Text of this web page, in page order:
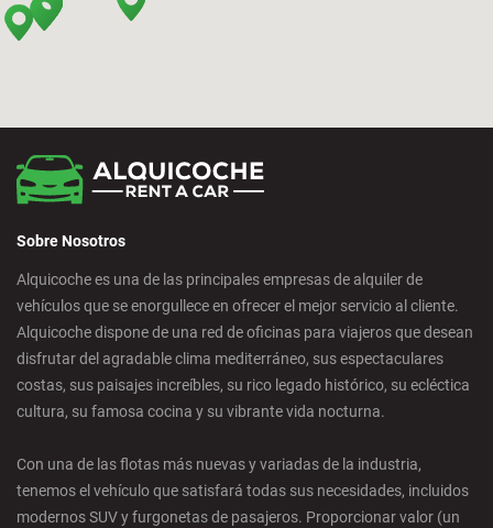
Calpe - Ciudad
Castelldefels - Ciudad
Castellon - Ciudad
Castro Urdiales - Ciudad
Córdoba - Ciudad
Sobre Nosotros
Alquicoche es una de las principales empresas de alquiler de
vehículos que se enorgullece en ofrecer el mejor servicio al cliente.
Alquicoche dispone de una red de oficinas para viajeros que desean
disfrutar del agradable clima mediterráneo, sus espectaculares
costas, sus paisajes increíbles, su rico legado histórico, su ecléctica
cultura, su famosa cocina y su vibrante vida nocturna.
Con una de las flotas más nuevas y variadas de la industria,
tenemos el vehículo que satisfará todas sus necesidades, incluidos
modernos SUV y furgonetas de pasajeros. Proporcionar valor (un